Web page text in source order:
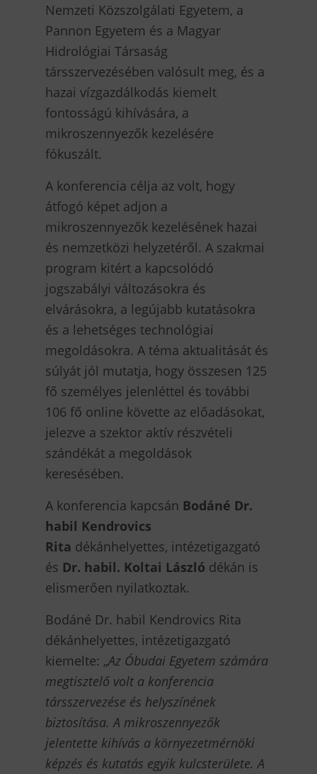
Nemzeti Közszolgálati Egyetem, a
Pannon Egyetem és a Magyar
Hidrológiai Társaság
társszervezésében valósult meg, és a
hazai vízgazdálkodás kiemelt
fontosságú kihívására, a
mikroszennyezők kezelésére
fókuszált.
A konferencia célja az volt, hogy
átfogó képet adjon a
mikroszennyezők kezelésének hazai
és nemzetközi helyzetéről. A szakmai
program kitért a kapcsolódó
jogszabályi változásokra és
elvárásokra, a legújabb kutatásokra
és a lehetséges technológiai
megoldásokra. A téma aktualitását és
súlyát jól mutatja, hogy összesen 125
fő személyes jelenléttel és további
106 fő online követte az előadásokat,
jelezve a szektor aktív részvételi
szándékát a megoldások
keresésében.
A konferencia kapcsán Bodáné Dr.
habil Kendrovics
Rita dékánhelyettes, intézetigazgató
és Dr. habil. Koltai László dékán is
elismerően nyilatkoztak.
Bodáné Dr. habil Kendrovics Rita
dékánhelyettes, intézetigazgató
kiemelte: „Az Óbudai Egyetem számára
megtisztelő volt a konferencia
társszervezése és helyszínének
biztosítása. A mikroszennyezők
jelentette kihívás a környezetmérnöki
képzés és kutatás egyik kulcsterülete. A